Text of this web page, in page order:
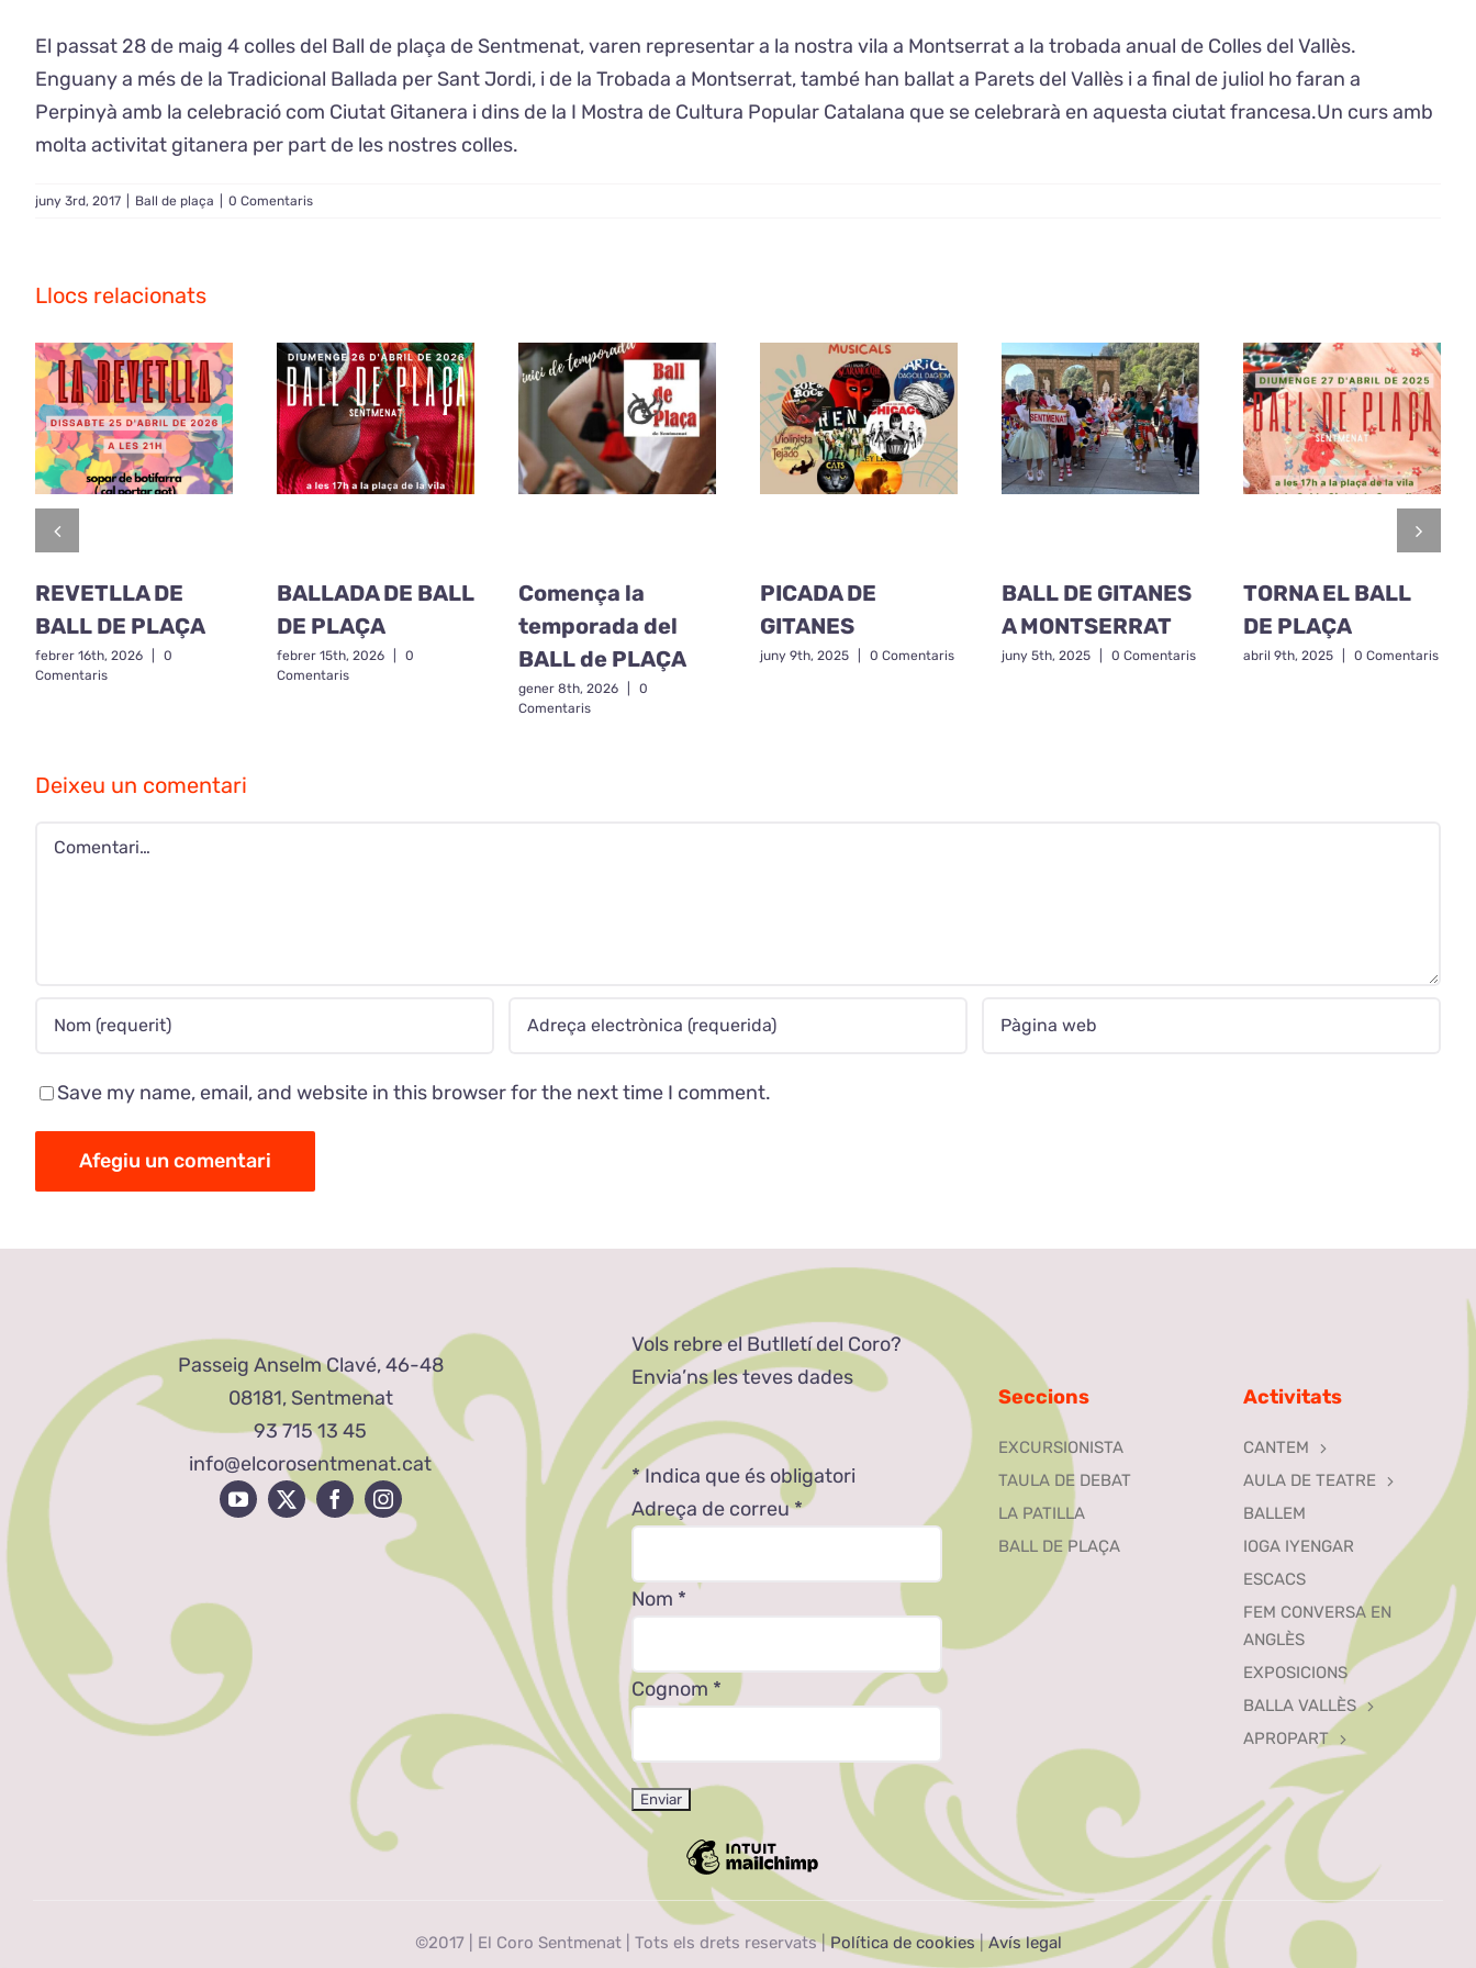
El passat 28 de maig 4 colles del Ball de plaça de Sentmenat, varen representar a la nostra vila a Montserrat a la trobada anual de Colles del Vallès.
Enguany a més de la Tradicional Ballada per Sant Jordi, i de la Trobada a Montserrat, també han ballat a Parets del Vallès i a final de juliol ho faran a
Perpinyà amb la celebració com Ciutat Gitanera i dins de la I Mostra de Cultura Popular Catalana que se celebrarà en aquesta ciutat francesa.Un curs amb
molta activitat gitanera per part de les nostres colles.
juny 3rd, 2017 Ball de plaça 0 Comentaris
Llocs relacionats
REVETLLA DE
BALL DE PLAÇA
febrer 16th, 2026
0
Comentaris
BALLADA DE BALL
DE PLAÇA
febrer 15th, 2026
0
Comentaris
Comença la
temporada del
BALL de PLAÇA
gener 8th, 2026
0
Comentaris
PICADA DE
GITANES
juny 9th, 2025 0 Comentaris
BALL DE GITANES
A MONTSERRAT
juny 5th, 2025 0 Comentaris
TORNA EL BALL
DE PLAÇA
abril 9th, 2025 0 Comentaris
Deixeu un comentari
Comment
Save my name, email, and website in this browser for the next time I comment.
Passeig Anselm Clavé, 46-48
08181, Sentmenat
93 715 13 45
info@elcorosentmenat.cat
Vols rebre el Butlletí del Coro?
Envia’ns les teves dades
*Indica que és obligatori
Adreça de correu*
Nom *
Cognom *
Seccions
EXCURSIONISTA
TAULA DE DEBAT
LA PATILLA
BALL DE PLAÇA
Activitats
CANTEM
AULA DE TEATRE
BALLEM
IOGA IYENGAR
ESCACS
FEM CONVERSA EN
ANGLÈS
EXPOSICIONS
BALLA VALLÈS
APROPART
©2017 | El Coro Sentmenat | Tots els drets reservats |Política de cookies|Avís legal